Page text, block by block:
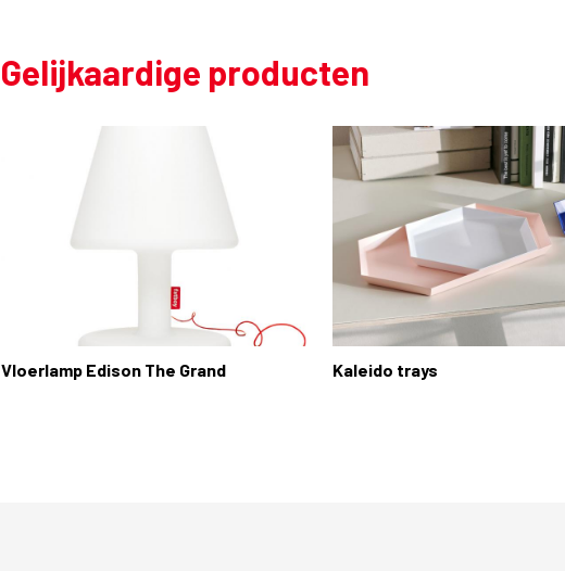
Gelijkaardige producten
Vloerlamp Edison The Grand Kaleido trays